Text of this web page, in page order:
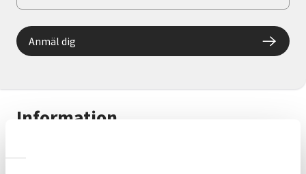
Information
Anmäl dig